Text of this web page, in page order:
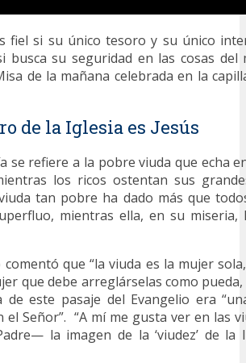
fiel si su único tesoro y su único
busca su seguridad en las cosas
de la mañana celebrada en la
de la Iglesia es Jesús
se refiere a la pobre viuda que echa
los ricos ostentan sus
tan pobre ha dado más que
mientras ella, en su miseria,
comentó que “la viuda es la mujer
que debe arreglárselas como
este pasaje del Evangelio era
el Señor”. “A mí me gusta ver en las
la imagen de la ‘viudez’ de la